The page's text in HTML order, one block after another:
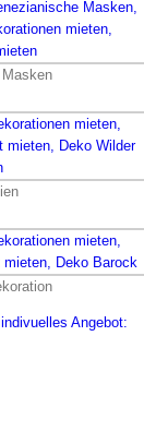
indivuelles Angebot: